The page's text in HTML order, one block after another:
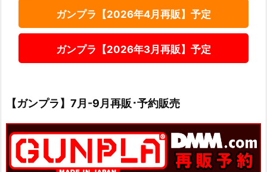
ガンプラ【2026年4月再販】予定
ガンプラ【2026年3月再販】予定
【ガンプラ】7月-9月再販･予約販売